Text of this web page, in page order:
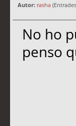
Autor: rasha
No ho
penso